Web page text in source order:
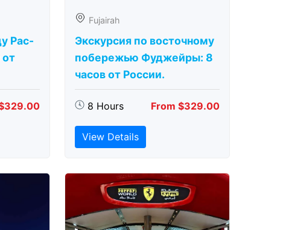
Рас-
Fujairah
Экскурсия по восточному
побережью Фуджейры: 8
часов от России.
8 Hours From $329.00
View Details